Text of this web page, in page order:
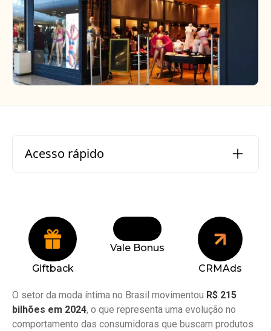
Acesso rápido
Solução
Resultados
Giftback
Vale Bonus
CRMAds
O setor da moda íntima no Brasil movimentou R$ 215
bilhões em 2024, o que representa uma evolução no
comportamento das consumidoras que buscam produtos